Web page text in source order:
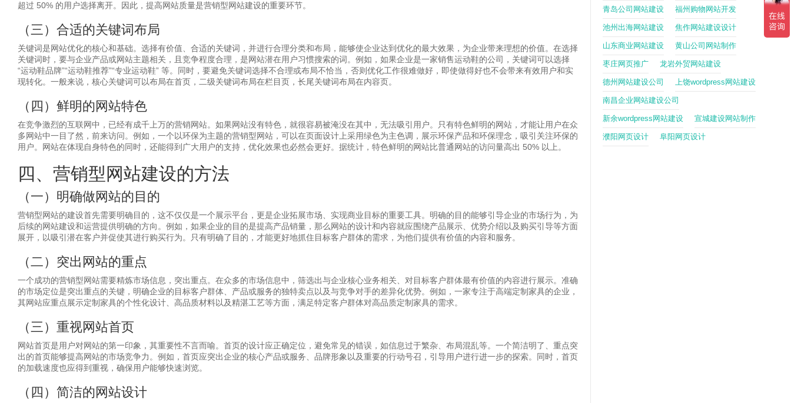
超过 50% 的用户选择离开。因此，提高网站质量是营销型网站建设的重要环节。
（三）合适的关键词布局
关键词是网站优化的核心和基础。选择有价值、合适的关键词，并进行合理分类和布局，能够使企业达到优化的最大效果，为企业带来理想的价值。在选择
关键词时，要与企业产品或网站主题相关，且竞争程度合理，是网站潜在用户习惯搜索的词。例如，如果企业是一家销售运动鞋的公司，关键词可以选择
“运动鞋品牌”“运动鞋推荐”“专业运动鞋” 等。同时，要避免关键词选择不合理或布局不恰当，否则优化工作很难做好，即使做得好也不会带来有效用户和实
现转化。一般来说，核心关键词可以布局在首页，二级关键词布局在栏目页，长尾关键词布局在内容页。
（四）鲜明的网站特色
在竞争激烈的互联网中，已经有成千上万的营销网站。如果网站没有特色，就很容易被淹没在其中，无法吸引用户。只有特色鲜明的网站，才能让用户在众
多网站中一目了然，前来访问。例如，一个以环保为主题的营销型网站，可以在页面设计上采用绿色为主色调，展示环保产品和环保理念，吸引关注环保的
用户。网站在体现自身特色的同时，还能得到广大用户的支持，优化效果也必然会更好。据统计，特色鲜明的网站比普通网站的访问量高出 50% 以上。
四、营销型网站建设的方法
（一）明确做网站的目的
营销型网站的建设首先需要明确目的，这不仅仅是一个展示平台，更是企业拓展市场、实现商业目标的重要工具。明确的目的能够引导企业的市场行为，为
后续的网站建设和运营提供明确的方向。例如，如果企业的目的是提高产品销量，那么网站的设计和内容就应围绕产品展示、优势介绍以及购买引导等方面
展开，以吸引潜在客户并促使其进行购买行为。只有明确了目的，才能更好地抓住目标客户群体的需求，为他们提供有价值的内容和服务。
（二）突出网站的重点
一个成功的营销型网站需要精炼市场信息，突出重点。在众多的市场信息中，筛选出与企业核心业务相关、对目标客户群体最有价值的内容进行展示。准确
的市场定位是突出重点的关键，明确企业的目标客户群体、产品或服务的独特卖点以及与竞争对手的差异化优势。例如，一家专注于高端定制家具的企业，
其网站应重点展示定制家具的个性化设计、高品质材料以及精湛工艺等方面，满足特定客户群体对高品质定制家具的需求。
（三）重视网站首页
网站首页是用户对网站的第一印象，其重要性不言而喻。首页的设计应正确定位，避免常见的错误，如信息过于繁杂、布局混乱等。一个简洁明了、重点突
出的首页能够提高网站的市场竞争力。例如，首页应突出企业的核心产品或服务、品牌形象以及重要的行动号召，引导用户进行进一步的探索。同时，首页
的加载速度也应得到重视，确保用户能够快速浏览。
（四）简洁的网站设计
青岛公司网站建设 福州购物网站开发
池州出海网站建设 焦作网站建设设计
山东商业网站建设 黄山公司网站制作
枣庄网页推广 龙岩外贸网站建设
德州网站建设公司 上饶wordpress网站建设
南昌企业网站建设公司
新余wordpress网站建设 宣城建设网站制作
濮阳网页设计 阜阳网页设计